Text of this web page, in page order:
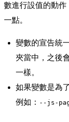
數進行設值的動
一點。
變數的宣告統
夾當中，之後
一樣。
如果變數是為
例如： --js-